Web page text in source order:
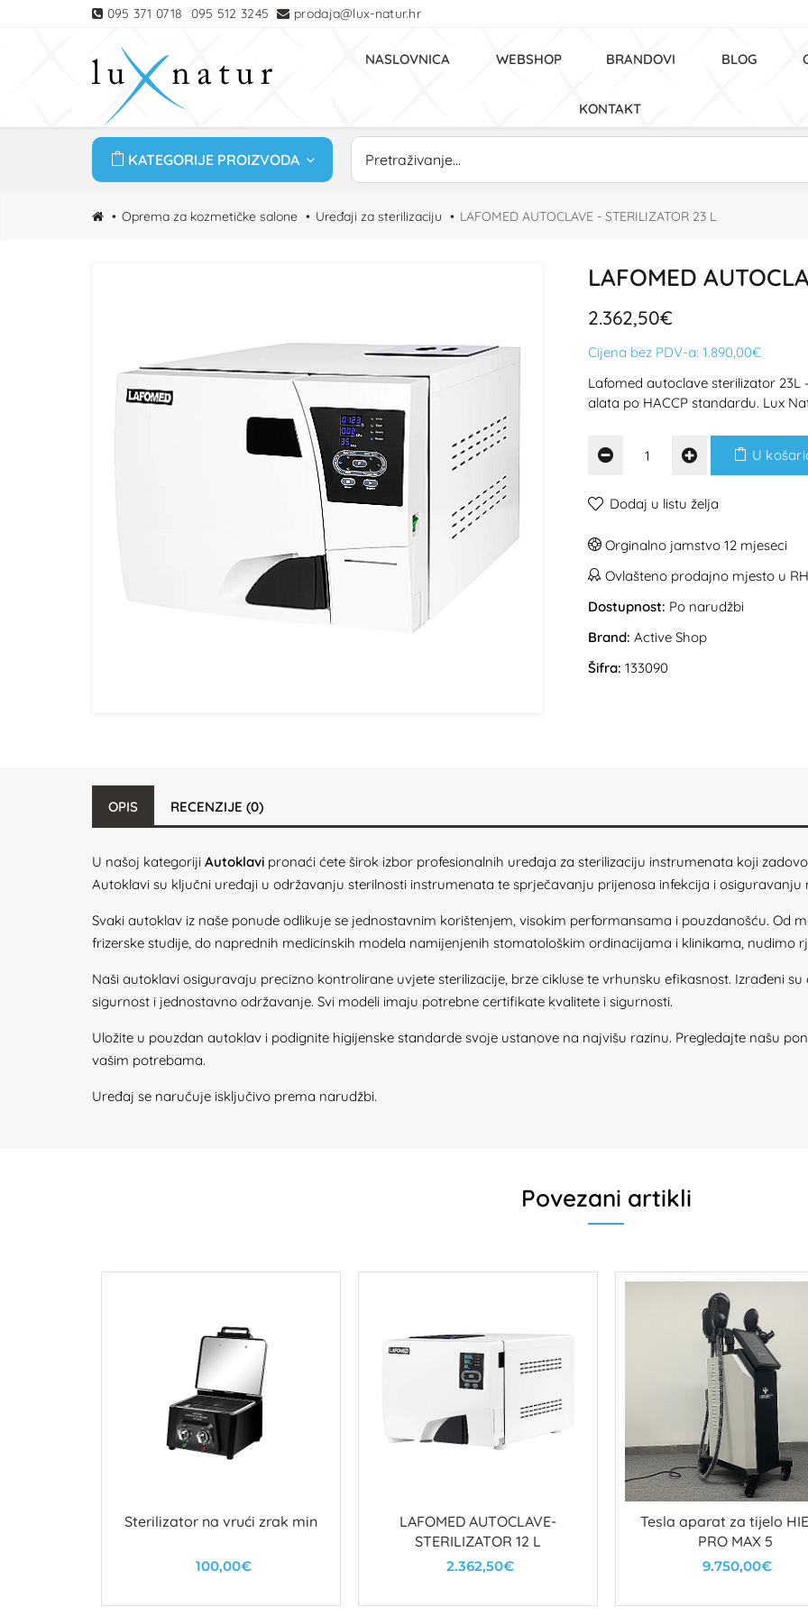
095 371 0718 095 512 3245 prodaja@lux-natur.hr
NASLOVNICA WEBSHOP BRANDOVI BLOG
KONTAKT
KATEGORIJE PROIZVODA
Oprema za kozmetičke salone Uređaji za sterilizaciju LAFOMED AUTOCLAVE - STERILIZATOR 23 L
LAFOMED
2.362,50€
Cijena bez PDV-a: 1.890,00€
Lafomed autoclave sterilizator
alata po HACCP standardu. Lux
U
Dodaj u listu želja
Orginalno jamstvo 12 mjeseci
Ovlašteno prodajno mjesto u RH
Dostupnost: Po narudžbi
Brand: Active Shop
Šifra: 133090
OPIS RECENZIJE (0)
U našoj kategoriji Autoklavi pronaći ćete širok izbor profesionalnih uređaja za sterilizaciju instrumenata koji
Autoklavi su ključni uređaji u održavanju sterilnosti instrumenata te sprječavanju prijenosa infekcija i
Svaki autoklav iz naše ponude odlikuje se jednostavnim korištenjem, visokim performansama i pouzdanošću. Od
frizerske studije, do naprednih medicinskih modela namijenjenih stomatološkim ordinacijama i klinikama, nudimo
Naši autoklavi osiguravaju precizno kontrolirane uvjete sterilizacije, brze cikluse te vrhunsku efikasnost. Izrađeni
sigurnost i jednostavno održavanje. Svi modeli imaju potrebne certifikate kvalitete i sigurnosti.
Uložite u pouzdan autoklav i podignite higijenske standarde svoje ustanove na najvišu razinu. Pregledajte našu
vašim potrebama.
Uređaj se naručuje isključivo prema narudžbi.
Povezani artikli
Sterilizator na vrući zrak min
100,00€
U košaricu
LAFOMED AUTOCLAVE-
STERILIZATOR 12 L
2.362,50€
U košaricu
Tesla aparat za tijelo
PRO MAX 5
9.750,00€
U košaricu